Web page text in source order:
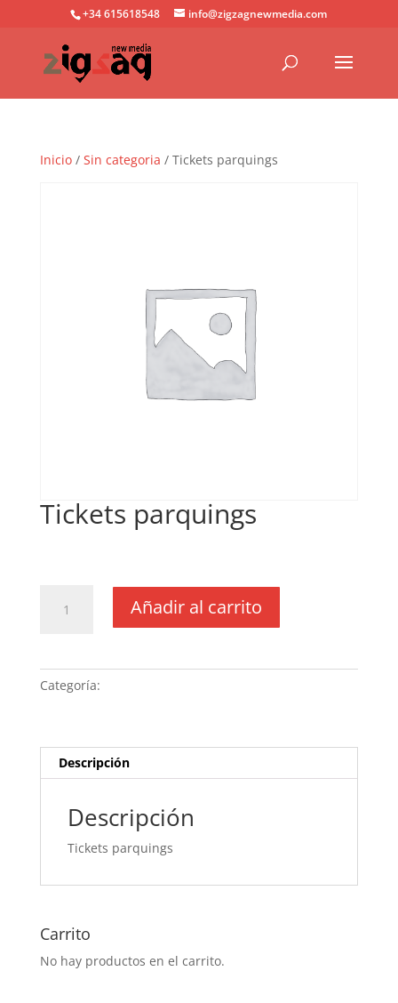
+34 615618548 info@zigzagnewmedia.com
Inicio/ Sin categoria / Tickets parquings
Tickets parquings
parquings
Añadir al carrito
Categoría:
Descripción
Descripción
Tickets parquings
Carrito
No hay productos en el carrito.